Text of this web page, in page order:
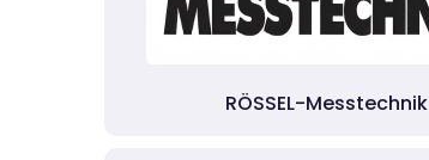
RÖSSEL-Messtechnik